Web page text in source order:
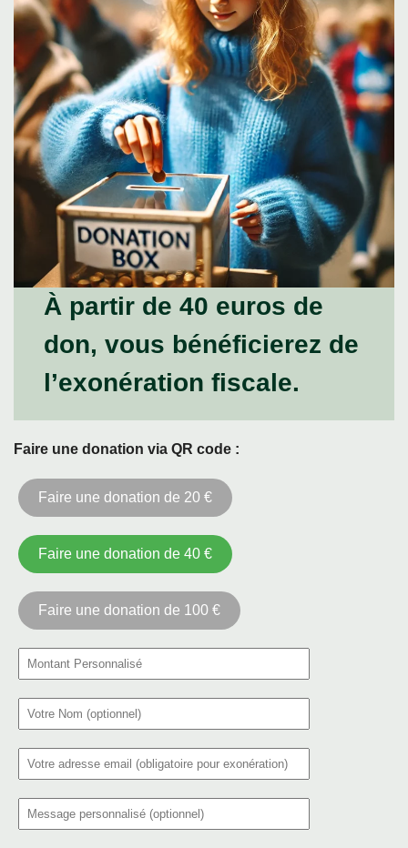
À partir de 40 euros de
don, vous bénéficierez de
l’exonération fiscale.
Faire une donation via QR code :
Faire une donation de 20 €
Faire une donation de 40 €
Faire une donation de 100 €